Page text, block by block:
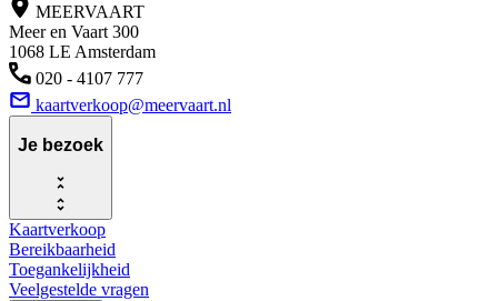
MEERVAART
Meer en Vaart 300
1068 LE Amsterdam
020 - 4107 777
kaartverkoop@meervaart.nl
Je bezoek
Kaartverkoop
Bereikbaarheid
Toegankelijkheid
Veelgestelde vragen